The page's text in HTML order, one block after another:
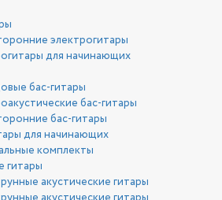
электрогитары
для начинающих
бас-гитары
бас-гитары
бас-гитары
для начинающих
комплекты
гитары
акустические гитары